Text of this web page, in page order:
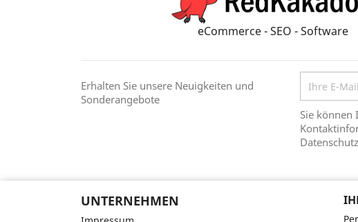
eCommerce - SEO - Software
Erhalten Sie unsere Neuigkeiten und
Sonderangebote
Sie können
UNTERNEHMEN